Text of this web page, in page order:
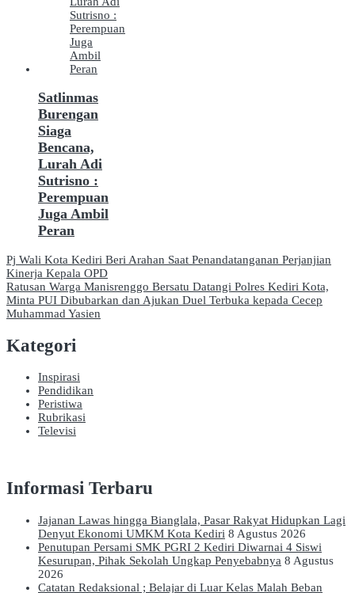
Satlinmas
Burengan
Siaga
Bencana,
Lurah Adi
Sutrisno :
Perempuan
Juga Ambil
Peran
Navigasi
pos
Pj Wali Kota Kediri Beri Arahan Saat Penandatanganan Perjanjian
Kinerja Kepala OPD
Ratusan Warga Manisrenggo Bersatu Datangi Polres Kediri Kota,
Minta PUI Dibubarkan dan Ajukan Duel Terbuka kepada Cecep
Muhammad Yasien
Kategori
Inspirasi
Pendidikan
Peristiwa
Rubrikasi
Televisi
Informasi Terbaru
Jajanan Lawas hingga Bianglala, Pasar Rakyat Hidupkan Lagi
Denyut Ekonomi UMKM Kota Kediri 8 Agustus 2026
Penutupan Persami SMK PGRI 2 Kediri Diwarnai 4 Siswi
Kesurupan, Pihak Sekolah Ungkap Penyebabnya 8 Agustus
2026
Catatan Redaksional ; Belajar di Luar Kelas Malah Beban